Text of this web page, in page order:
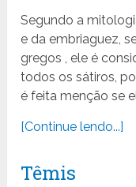
Segundo a
e da embriaguez,
gregos , ele é
todos os sátiros,
é feita menção se
[Continue lendo...]
Têmis